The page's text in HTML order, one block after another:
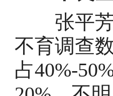
张平芳
不育调查
占40%-